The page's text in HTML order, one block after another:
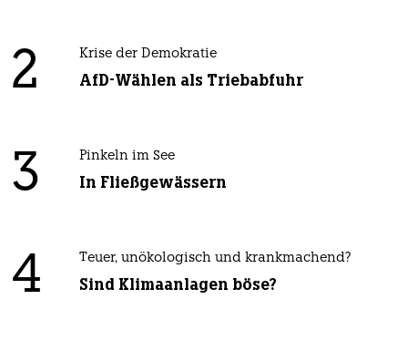
2 Krise der Demokratie
AfD-Wählen als Triebabfuhr
3 Pinkeln im See
In Fließgewässern
4 Teuer, unökologisch und krankmachend?
Sind Klimaanlagen böse?